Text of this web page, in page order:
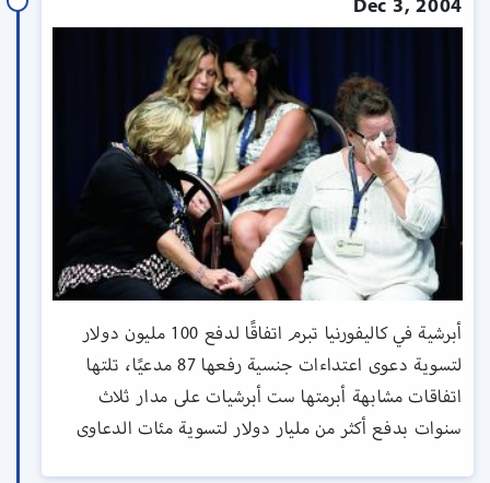
أبرشية في كاليفورنيا تبرم اتفاقًا لدفع 100 مليون دولار
لتسوية دعوى اعتداءات جنسية رفعها 87 مدعيًا، تلتها
اتفاقات مشابهة أبرمتها ست أبرشيات على مدار ثلاث
سنوات بدفع أكثر من مليار دولار لتسوية مئات الدعاوى